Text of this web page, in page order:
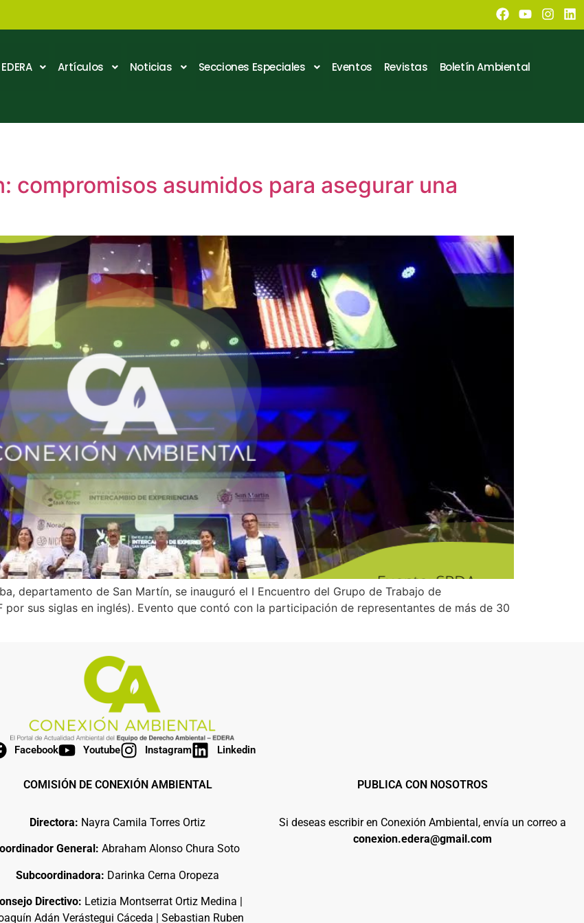
EDERA Artículos Noticias Secciones Especiales Eventos Revistas Boletín Ambiental
compromisos asumidos para asegurar una
departamento de San Martín, se inauguró el I Encuentro del Grupo de Trabajo de
por sus siglas en inglés). Evento que contó con la participación de representantes de más de 30
Facebook Youtube Instagram Linkedin
COMISIÓN DE CONEXIÓN AMBIENTAL
Directora: Nayra Camila Torres Ortiz
General:Abraham Alonso Chura Soto
Subcoordinadora: Darinka Cerna Oropeza
Directivo: Letizia Montserrat Ortiz Medina |
Adán Verástegui Cáceda | Sebastian Ruben
PUBLICA CON NOSOTROS
Si deseas escribir en Conexión Ambiental, envía un correo a
conexion.edera@gmail.com